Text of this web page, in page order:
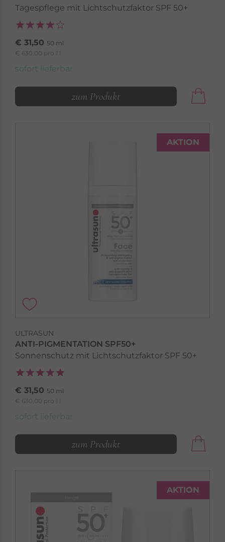
Tagespflege mit Lichtschutzfaktor SPF 50+
€ 31,50 50 ml
€ 630,00 pro 1 l
sofort lieferbar
zum Produkt
AKTION
ULTRASUN
ANTI-PIGMENTATION SPF50+
Sonnenschutz mit Lichtschutzfaktor SPF 50+
€ 31,50 50 ml
€ 630,00 pro 1 l
sofort lieferbar
zum Produkt
AKTION